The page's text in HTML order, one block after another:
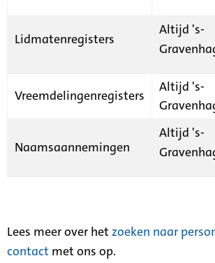
Lidmatenregisters
Altijd 's-
Vreemdelingenregisters
Altijd 's-
Naamsaannemingen
Altijd 's-
Lees meer over het zoeken naar
contact met ons op.